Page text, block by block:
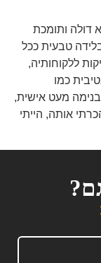
דולה ותומכת
טבעית ככל
ללקוחותיה,
כמו
מעט אישית,
אותה, הייתי